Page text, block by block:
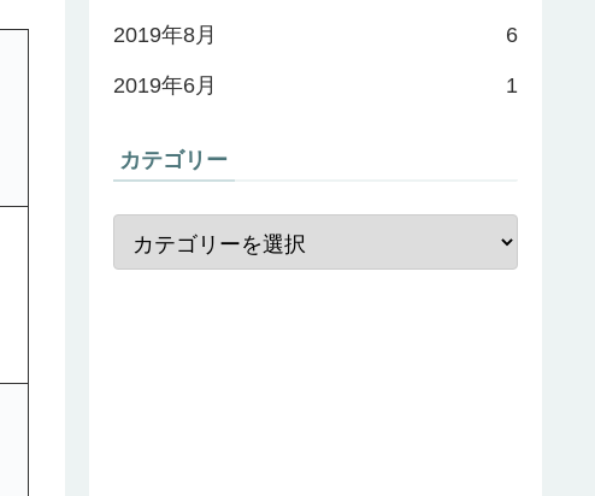
2019年8月 6
2019年6月 1
カテゴリー